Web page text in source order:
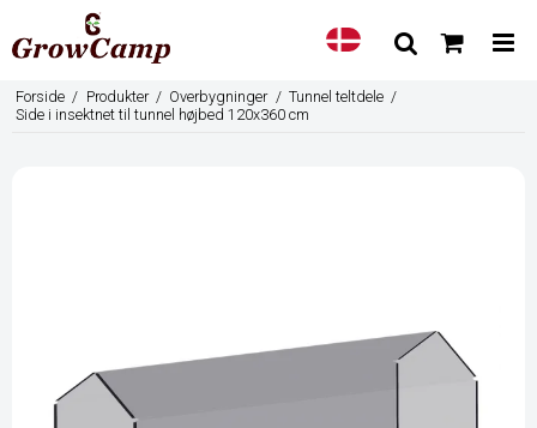
Forside / Produkter / Overbygninger / Tunnel teltdele /
Side i insektnet til tunnel højbed 120x360 cm